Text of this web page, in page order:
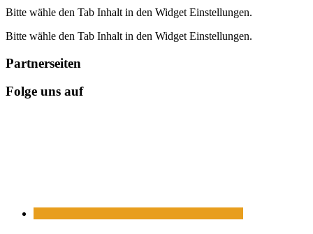
Bitte wähle den Tab Inhalt in den Widget Einstellungen.
Bitte wähle den Tab Inhalt in den Widget Einstellungen.
Partnerseiten
Folge uns auf